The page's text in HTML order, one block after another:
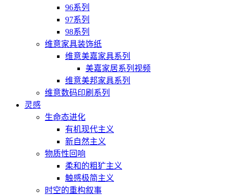
96系列
97系列
98系列
维意家具装饰纸
维意美嘉家具系列
美嘉家居系列视频
维意美邦家具系列
维意数码印刷系列
灵感
生命态进化
有机现代主义
新自然主义
物质性回响
柔和的粗犷主义
触感极简主义
时空的重构叙事